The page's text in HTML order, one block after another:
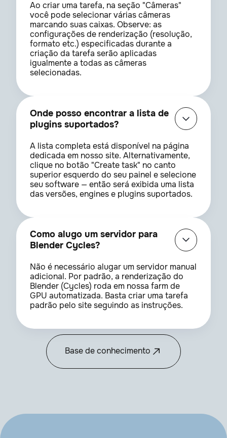
Ao criar uma tarefa, na seção "Câmeras"
você pode selecionar várias câmeras
marcando suas caixas. Observe: as
configurações de renderização (resolução,
formato etc.) especificadas durante a
criação da tarefa serão aplicadas
igualmente a todas as câmeras
selecionadas.
Onde posso encontrar a lista de
plugins suportados?
A lista completa está disponível na página
dedicada em nosso site. Alternativamente,
clique no botão "Create task" no canto
superior esquerdo do seu painel e selecione
seu software — então será exibida uma lista
das versões, engines e plugins suportados.
Como alugo um servidor para
Blender Cycles?
Não é necessário alugar um servidor manual
adicional. Por padrão, a renderização do
Blender (Cycles) roda em nossa farm de
GPU automatizada. Basta criar uma tarefa
padrão pelo site seguindo as instruções.
Base de conhecimento